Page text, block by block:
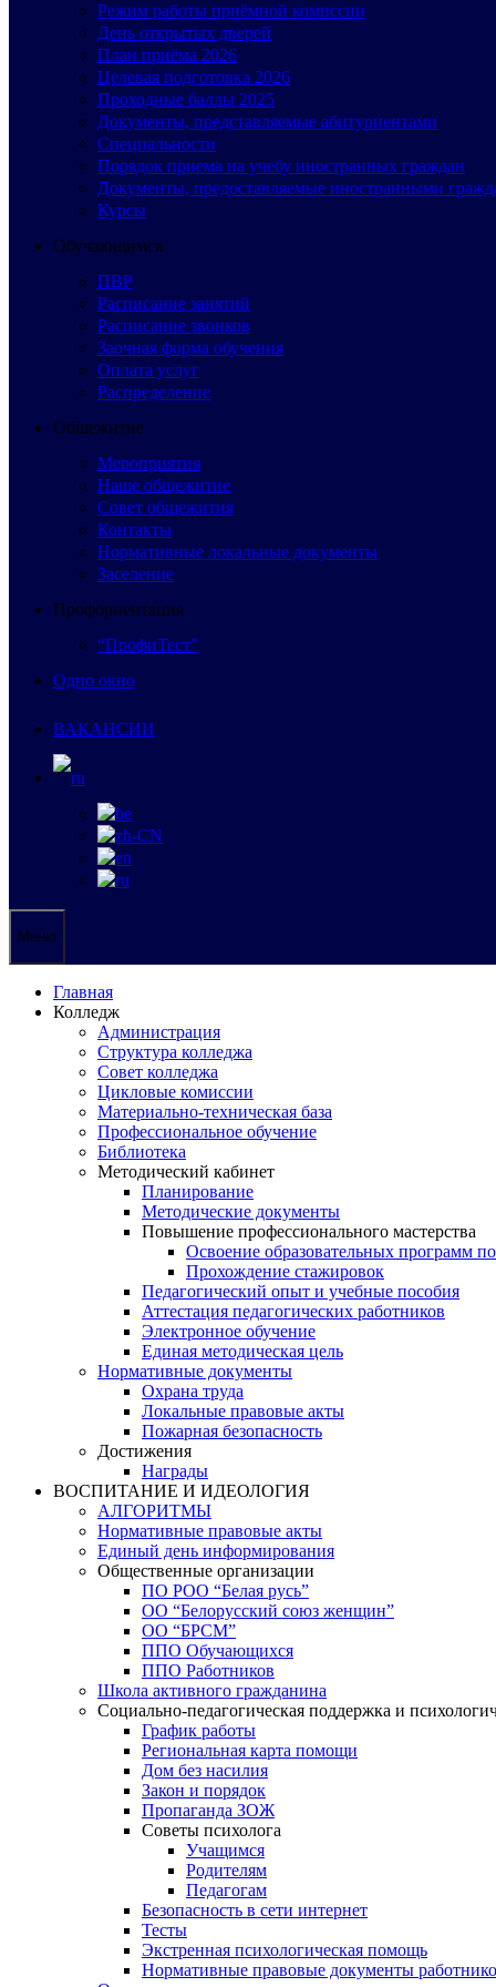
Режим работы приёмной комиссии
День открытых дверей
План приёма 2026
Целевая подготовка 2026
Проходные баллы 2025
Документы, представляемые абитуриентами
Специальности
Порядок приема на учебу иностранных граждан
Документы, предоставляемые иностранными
Курсы
Обучающимся
ПВР
Расписание занятий
Расписание звонков
Заочная форма обучения
Оплата услуг
Распределение
Общежитие
Мероприятия
Наше общежитие
Совет общежития
Контакты
Нормативные локальные документы
Заселение
Профориентация
“ПрофиТест”
Одно окно
ВАКАНСИИ
Меню
Главная
Колледж
Администрация
Структура колледжа
Совет колледжа
Цикловые комиссии
Материально-техническая база
Профессиональное обучение
Библиотека
Методический кабинет
Планирование
Методические документы
Повышение профессионального мастерства
Освоение образовательных программ
Прохождение стажировок
Педагогический опыт и учебные пособия
Аттестация педагогических работников
Электронное обучение
Единая методическая цель
Нормативные документы
Охрана труда
Локальные правовые акты
Пожарная безопасность
Достижения
Награды
ВОСПИТАНИЕ И ИДЕОЛОГИЯ
АЛГОРИТМЫ
Нормативные правовые акты
Единый день информирования
Общественные организации
ПО РОО “Белая русь”
ОО “Белорусский союз женщин”
ОО “БРСМ”
ППО Обучающихся
ППО Работников
Школа активного гражданина
Социально-педагогическая поддержка и
График работы
Региональная карта помощи
Дом без насилия
Закон и порядок
Пропаганда ЗОЖ
Советы психолога
Учащимся
Родителям
Педагогам
Безопасность в сети интернет
Тесты
Экстренная психологическая помощь
Нормативные правовые документы